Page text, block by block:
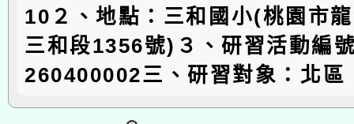
10２、地點：三和國小(桃園市
三和段1356號)３、研習活動編
260400002三、研習對象：北區